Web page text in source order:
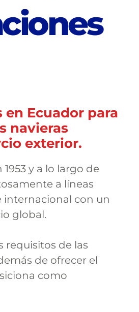
ciones
en Ecuador para
navieras
exterior.
y a lo largo de
a líneas
internacional con un
global.
requisitos de las
de ofrecer el
como